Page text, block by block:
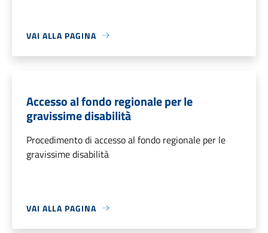
VAI ALLA PAGINA
Accesso al fondo regionale per le
gravissime disabilità
Procedimento di accesso al fondo regionale per le
gravissime disabilità
VAI ALLA PAGINA